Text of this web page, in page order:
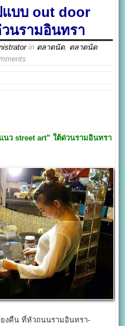
บบ out door
นรามอินทรา
in ตลาดนัด, ตลาดนัด
แนว street art” ใต้ด่วนรามอินทรา
ยงคืน ที่หัวถนนรามอินทรา-